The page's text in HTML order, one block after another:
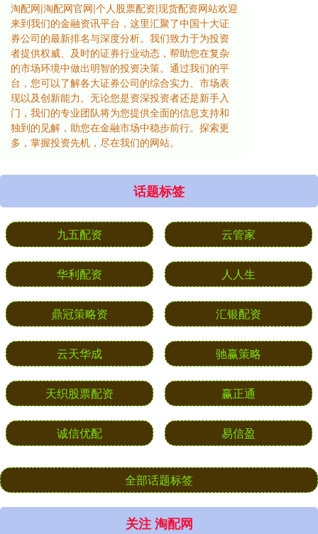
淘配网|淘配网官网|个人股票配资|现货配资网站欢迎
来到我们的金融资讯平台，这里汇聚了中国十大证
券公司的最新排名与深度分析。我们致力于为投资
者提供权威、及时的证券行业动态，帮助您在复杂
的市场环境中做出明智的投资决策。通过我们的平
台，您可以了解各大证券公司的综合实力、市场表
现以及创新能力。无论您是资深投资者还是新手入
门，我们的专业团队将为您提供全面的信息支持和
独到的见解，助您在金融市场中稳步前行。探索更
多，掌握投资先机，尽在我们的网站。
话题标签
九五配资 云管家
华利配资 人人生
鼎冠策略资 汇银配资
云天华成 驰赢策略
天织股票配资 赢正通
诚信优配 易信盈
全部话题标签
关注 淘配网